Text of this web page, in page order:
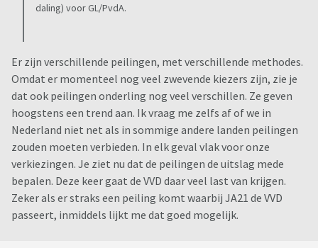
daling) voor GL/PvdA.
Er zijn verschillende peilingen, met verschillende methodes.
Omdat er momenteel nog veel zwevende kiezers zijn, zie je
dat ook peilingen onderling nog veel verschillen. Ze geven
hoogstens een trend aan. Ik vraag me zelfs af of we in
Nederland niet net als in sommige andere landen peilingen
zouden moeten verbieden. In elk geval vlak voor onze
verkiezingen. Je ziet nu dat de peilingen de uitslag mede
bepalen. Deze keer gaat de VVD daar veel last van krijgen.
Zeker als er straks een peiling komt waarbij JA21 de VVD
passeert, inmiddels lijkt me dat goed mogelijk.